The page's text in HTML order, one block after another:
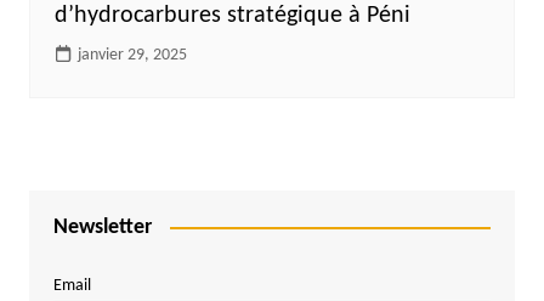
d’hydrocarbures stratégique à Péni
janvier 29, 2025
Newsletter
Email